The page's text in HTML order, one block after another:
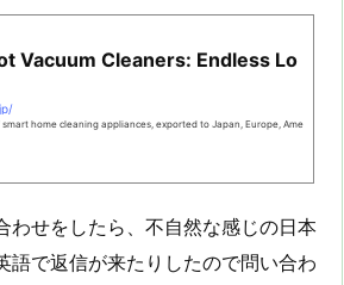
Vacuum Cleaners: Endless Lo
home cleaning appliances, exported to Japan, Europe, Ame
わせをしたら、不自然な感じの日本
語で返信が来たりしたので問い合わ